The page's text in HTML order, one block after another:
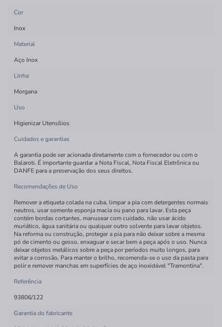
Cor
Inox
Material
Aço Inox
Linha
Morgana
Uso
Higienizar Utensílios
Cuidados e garantias
A garantia pode ser acionada diretamente com o fornecedor ou com o
Balaroti. É importante guardar a Nota Fiscal, Nota Fiscal Eletrônica ou
DANFE para a preservação dos seus direitos.
Recomendações de Uso
Remover a etiqueta colada na cuba, limpar a pia com detergentes normais
neutros, usar somente esponja macia ou pano para lavar. Esta peça
contém bordas cortantes, manusear com cuidado, não usar ácido
muriático, água sanitária ou qualquer outro solvente para lavar objetos.
Na reforma ou construção, proteger a pia para não deixar sobre a mesma
pó de cimento ou gesso, enxaguar e secar bem a peça após o uso. Nunca
deixar objetos metálicos sobre a peça por períodos muito longos, para
evitar a corrosão. Para manter o brilho, recomenda-se o uso da pasta para
polir e remover manchas em superfícies de aço inoxidável "Tramontina".
Referência
93806/122
Garantia do fabricante